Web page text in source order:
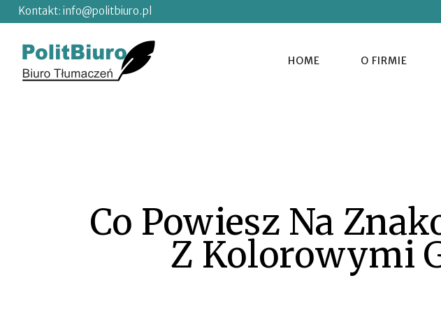
Kontakt: info@politbiuro.pl
HOME O FIRMIE
Co Powiesz Na
Z Kolorowymi